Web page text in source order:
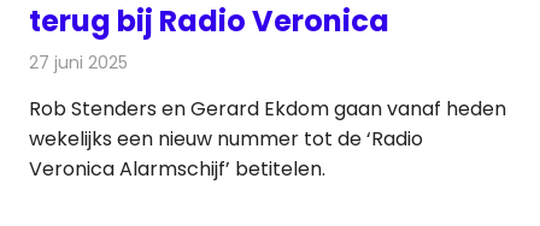
terug bij Radio Veronica
27 juni 2025
Rob Stenders en Gerard Ekdom gaan vanaf heden
wekelijks een nieuw nummer tot de ‘Radio
Veronica Alarmschijf’ betitelen.